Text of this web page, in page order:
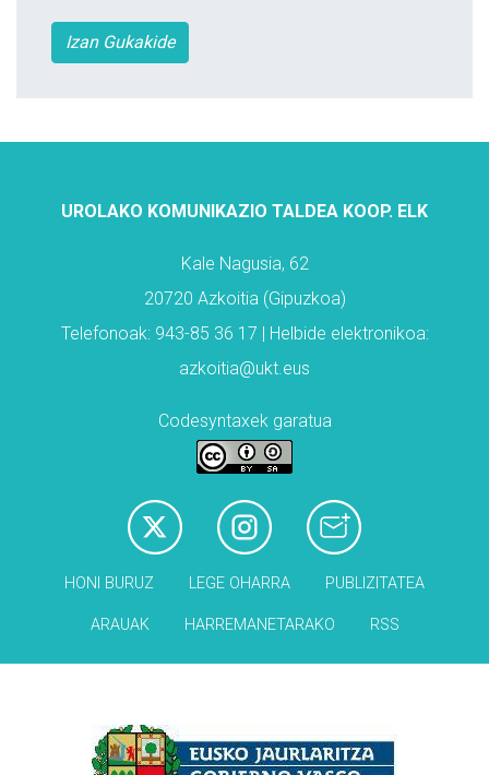
Izan Gukakide
UROLAKO KOMUNIKAZIO TALDEA KOOP. ELK
Kale Nagusia, 62
20720 Azkoitia (Gipuzkoa)
Telefonoak: 943-85 36 17 | Helbide elektronikoa:
azkoitia@ukt.eus
Codesyntaxek garatua
HONI BURUZ LEGE OHARRA PUBLIZITATEA
ARAUAK HARREMANETARAKO RSS